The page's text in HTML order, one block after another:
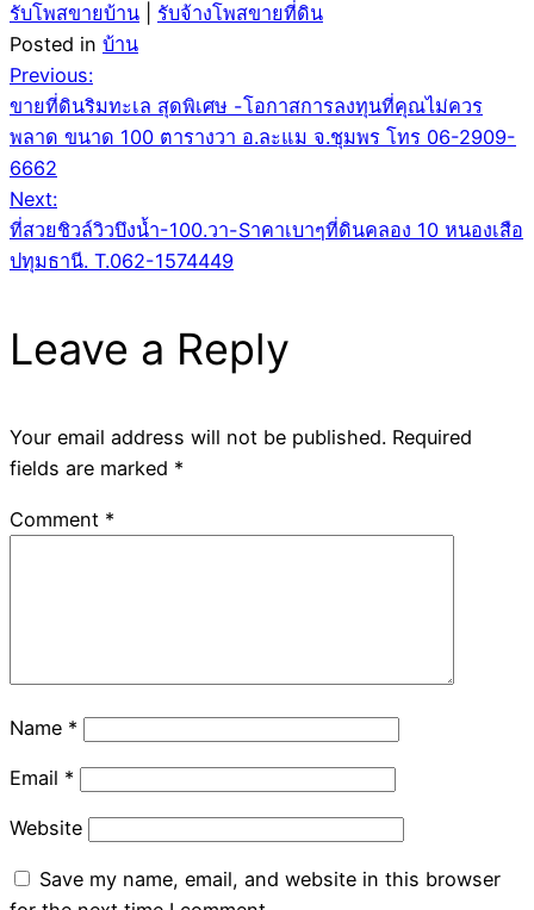
รับโพสขายบ้าน
รับจ้างโพสขายที่ดิน
Posted in บ้าน
Post
navigation
Previous:
ขายที่ดินริมทะเล สุดพิเศษ -โอกาสการลงทุนที่คุณไม่ควร
พลาด ขนาด 100 ตารางวา อ.ละแม จ.ชุมพร โทร 06-2909-
6662
Next:
ที่สวยชิวล์วิวบึงน้ำ-100.วา-Sาคาเบาๆที่ดินคลอง 10 หนองเสือ
ปทุมธานี. T.062-1574449
Leave a Reply
Your email address will not be published. Required
fields are marked *
Comment *
Name *
Email *
Website
Save my name, email, and website in this browser